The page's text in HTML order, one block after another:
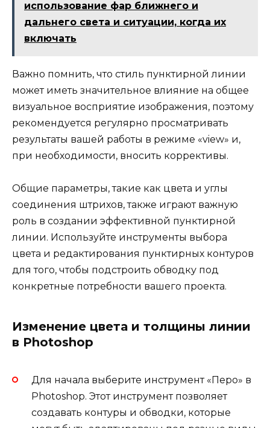
использование фар ближнего и
дальнего света и ситуации, когда их
включать
Важно помнить, что стиль пунктирной линии
может иметь значительное влияние на общее
визуальное восприятие изображения, поэтому
рекомендуется регулярно просматривать
результаты вашей работы в режиме «view» и,
при необходимости, вносить коррективы.
Общие параметры, такие как цвета и углы
соединения штрихов, также играют важную
роль в создании эффективной пунктирной
линии. Используйте инструменты выбора
цвета и редактирования пунктирных контуров
для того, чтобы подстроить обводку под
конкретные потребности вашего проекта.
Изменение цвета и толщины линии
в Photoshop
Для начала выберите инструмент «Перо» в
Photoshop. Этот инструмент позволяет
создавать контуры и обводки, которые